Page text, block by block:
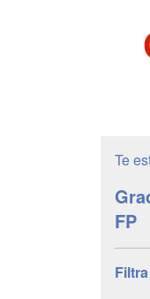
Te
FP